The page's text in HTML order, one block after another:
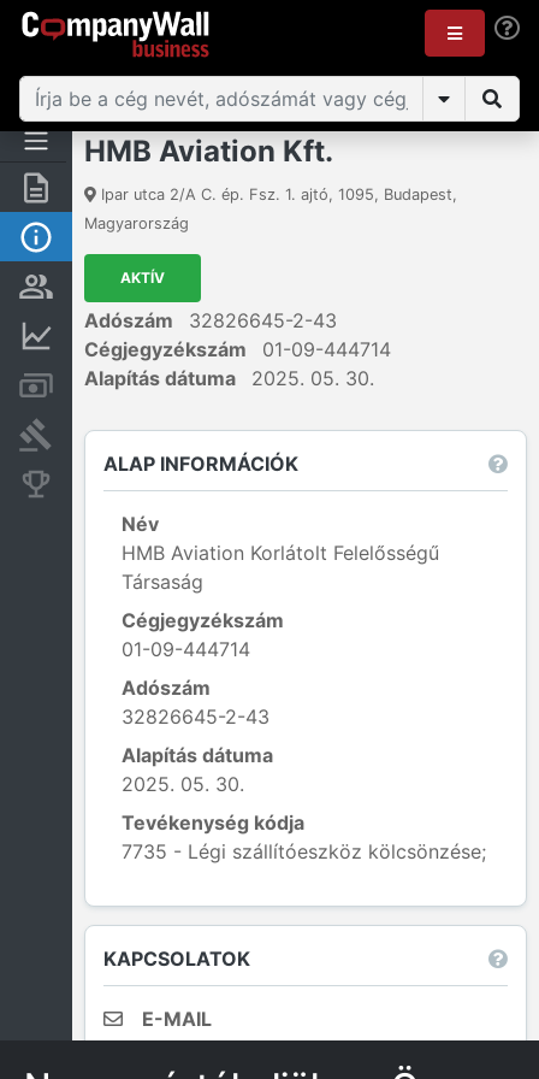
Összegzés
Alap információk
Személyek és tulajdonjog
Számlák és zárolások
Bírósági eljárások
HMB Aviation Kft.
Ipar utca 2/A C. ép. Fsz. 1. ajtó, 1095, Budapest,
Magyarország
AKTÍV
Adószám
32826645-2-43
Cégjegyzékszám
01-09-444714
Alapítás dátuma
2025. 05. 30.
ALAP INFORMÁCIÓK
Név
HMB Aviation Korlátolt Felelősségű
Társaság
Cégjegyzékszám
01-09-444714
Adószám
32826645-2-43
Alapítás dátuma
2025. 05. 30.
Tevékenység kódja
7735 - Légi szállítóeszköz kölcsönzése;
Leaflet |© OpenStreetMap contributors
KAPCSOLATOK
E-MAIL
katalin.jaszkai@yahoo.co.uk